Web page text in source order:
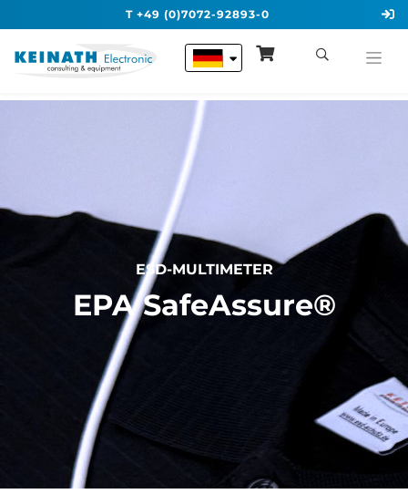
T +49 (0)7072-92893-0
ESD-MULTIMETER
EPA SafeAssure®